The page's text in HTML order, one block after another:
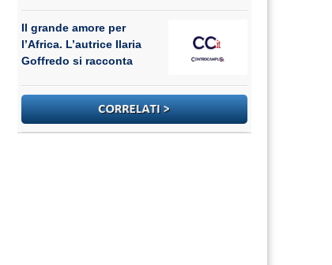
Il grande amore per
l’Africa. L’autrice Ilaria
Goffredo si racconta